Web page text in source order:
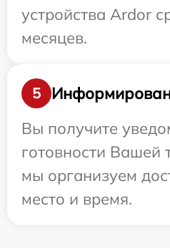
устройства Ardor
месяцев.
5
Вы получите
готовности Вашей
мы организуем
место и время.